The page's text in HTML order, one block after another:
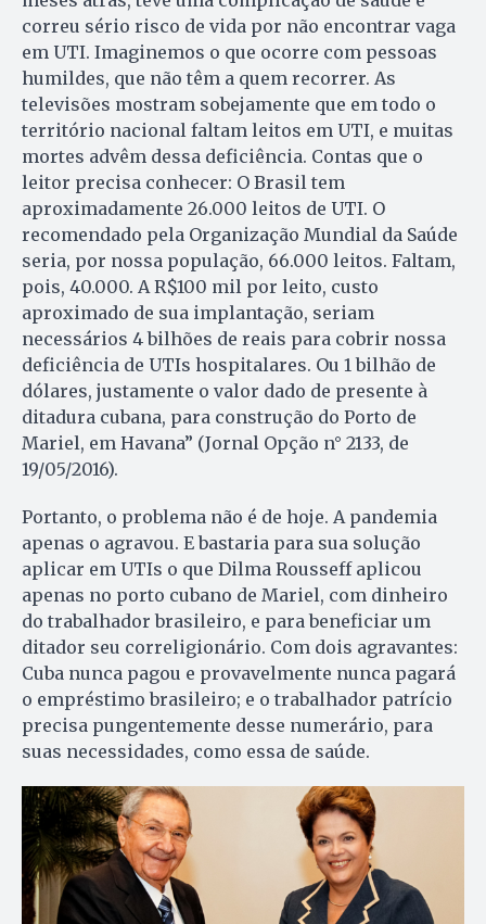
correu sério risco de vida por não encontrar vaga
em UTI. Imaginemos o que ocorre com pessoas
humildes, que não têm a quem recorrer. As
televisões mostram sobejamente que em todo o
território nacional faltam leitos em UTI, e muitas
mortes advêm dessa deficiência. Contas que o
leitor precisa conhecer: O Brasil tem
aproximadamente 26.000 leitos de UTI. O
recomendado pela Organização Mundial da Saúde
seria, por nossa população, 66.000 leitos. Faltam,
pois, 40.000. A R$100 mil por leito, custo
aproximado de sua implantação, seriam
necessários 4 bilhões de reais para cobrir nossa
deficiência de UTIs hospitalares. Ou 1 bilhão de
dólares, justamente o valor dado de presente à
ditadura cubana, para construção do Porto de
Mariel, em Havana” (Jornal Opção n° 2133, de
19/05/2016).
Portanto, o problema não é de hoje. A pandemia
apenas o agravou. E bastaria para sua solução
aplicar em UTIs o que Dilma Rousseff aplicou
apenas no porto cubano de Mariel, com dinheiro
do trabalhador brasileiro, e para beneficiar um
ditador seu correligionário. Com dois agravantes:
Cuba nunca pagou e provavelmente nunca pagará
o empréstimo brasileiro; e o trabalhador patrício
precisa pungentemente desse numerário, para
suas necessidades, como essa de saúde.